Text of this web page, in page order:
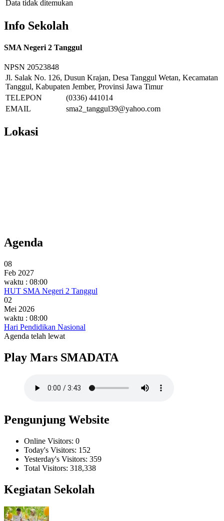
Data tidak ditemukan
Info Sekolah
SMA Negeri 2 Tanggul
NPSN 20523848
Jl. Salak No. 126, Dusun Krajan, Desa Tanggul Wetan, Kecamatan
Tanggul, Kabupaten Jember, Provinsi Jawa Timur
TELEPON
(0336) 441014
EMAIL
sma2_tanggul39@yahoo.com
Lokasi
Agenda
08
Feb 2027
waktu : 08:00
HUT SMA Negeri 2 Tanggul
02
Mei 2026
waktu : 08:00
Hari Pendidikan Nasional
Agenda telah lewat
Play Mars SMADATA
Pengunjung Website
Online Visitors: 0
Today's Visitors: 152
Yesterday's Visitors: 359
Total Visitors: 318,338
Kegiatan Sekolah